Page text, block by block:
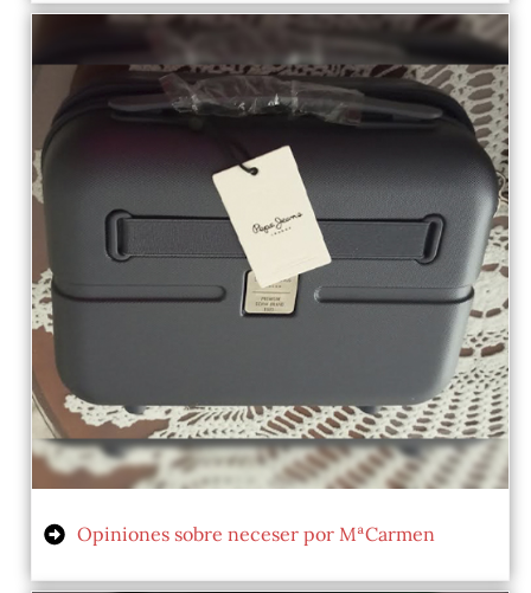
Opiniones sobre neceser por MªCarmen